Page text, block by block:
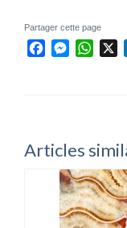
Partager cette page
Facebook
Articles